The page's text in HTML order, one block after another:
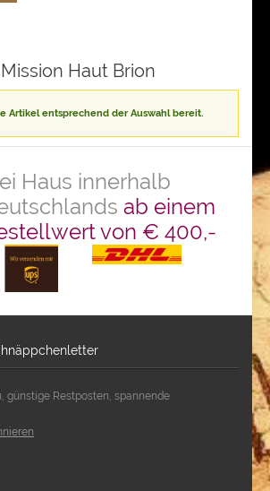
Haut Brion
Artikel entsprechend der Auswahl bereit.
Haus innerhalb
ab einem
von € 400,-
günstige Restposten, spannende